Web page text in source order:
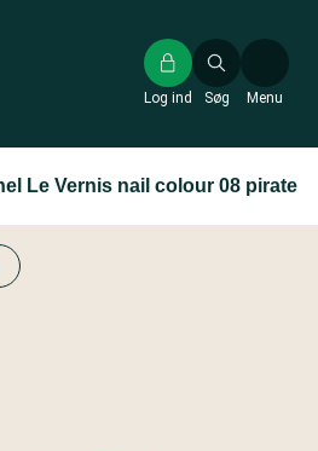
Søg
Log ind Menu
Le Vernis nail colour 08 pirate